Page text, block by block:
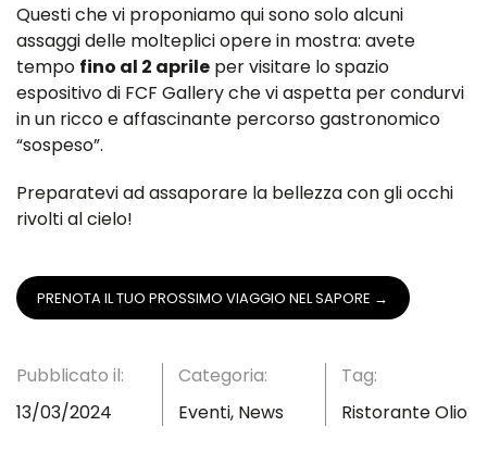
Questi che vi proponiamo qui sono solo alcuni
assaggi delle molteplici opere in mostra: avete
tempo fino al 2 aprile per visitare lo spazio
espositivo di FCF Gallery che vi aspetta per condurvi
in un ricco e affascinante percorso gastronomico
“sospeso”.
Preparatevi ad assaporare la bellezza con gli occhi
rivolti al cielo!
PRENOTA IL TUO PROSSIMO VIAGGIO NEL SAPORE →
Pubblicato il:
13/03/2024
Categoria:
Eventi, News
Tag:
Ristorante Olio